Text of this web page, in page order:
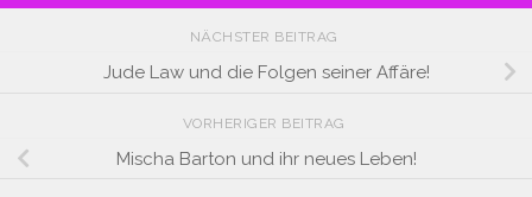
NÄCHSTER BEITRAG
Jude Law und die Folgen seiner Affäre!
VORHERIGER BEITRAG
Mischa Barton und ihr neues Leben!